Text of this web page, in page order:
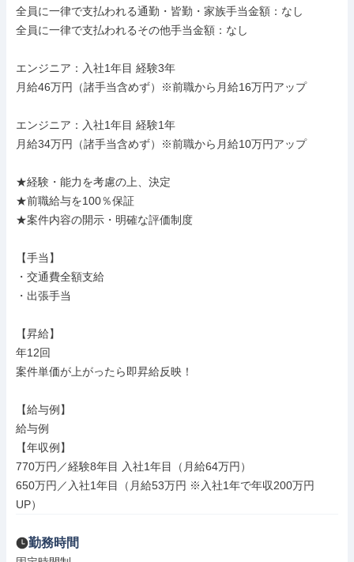
全員に一律で支払われる通勤・皆勤・家族手当金額：なし
全員に一律で支払われるその他手当金額：なし
エンジニア：入社1年目 経験3年
月給46万円（諸手当含めず）※前職から月給16万円アップ
エンジニア：入社1年目 経験1年
月給34万円（諸手当含めず）※前職から月給10万円アップ
★経験・能力を考慮の上、決定
★前職給与を100％保証
★案件内容の開示・明確な評価制度
【手当】
・交通費全額支給
・出張手当
【昇給】
年12回
案件単価が上がったら即昇給反映！
【給与例】
給与例
【年収例】
770万円／経験8年目 入社1年目（月給64万円）
650万円／入社1年目（月給53万円 ※入社1年で年収200万円
UP）
勤務時間